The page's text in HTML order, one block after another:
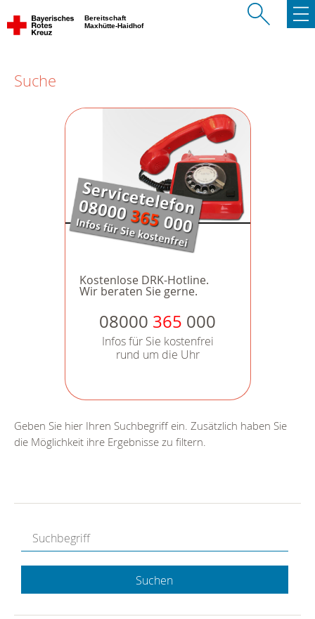
Bereitschaft
Maxhütte-Haidhof
Suche
Kostenlose DRK-Hotline.
Wir beraten Sie gerne.
08000 365 000
Infos für Sie kostenfrei
rund um die Uhr
Geben Sie hier Ihren Suchbegriff ein. Zusätzlich haben Sie
die Möglichkeit ihre Ergebnisse zu filtern.
Suchen